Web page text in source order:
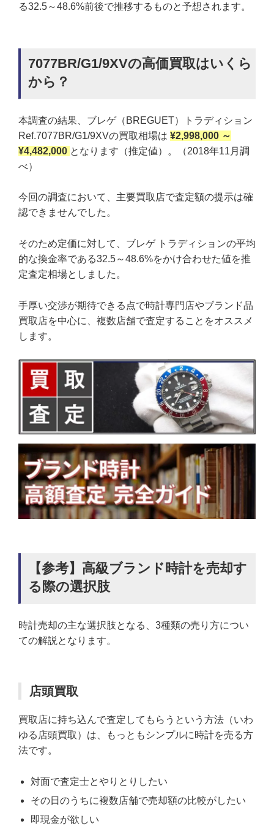
る32.5～48.6%前後で推移するものと予想されます。
7077BR/G1/9XVの高価買取はいくら
から？
本調査の結果、ブレゲ（BREGUET）トラディション
Ref.7077BR/G1/9XVの買取相場は ¥2,998,000 ～
¥4,482,000 となります（推定値）。（2018年11月調
べ）
今回の調査において、主要買取店で査定額の提示は確
認できませんでした。
そのため定価に対して、ブレゲ トラディションの平均
的な換金率である32.5～48.6%をかけ合わせた値を推
定査定相場としました。
手厚い交渉が期待できる点で時計専門店やブランド品
買取店を中心に、複数店舗で査定することをオススメ
します。
【参考】高級ブランド時計を売却す
る際の選択肢
時計売却の主な選択肢となる、3種類の売り方につい
ての解説となります。
店頭買取
買取店に持ち込んで査定してもらうという方法（いわ
ゆる店頭買取）は、もっともシンプルに時計を売る方
法です。
対面で査定士とやりとりしたい
その日のうちに複数店舗で売却額の比較がしたい
即現金が欲しい